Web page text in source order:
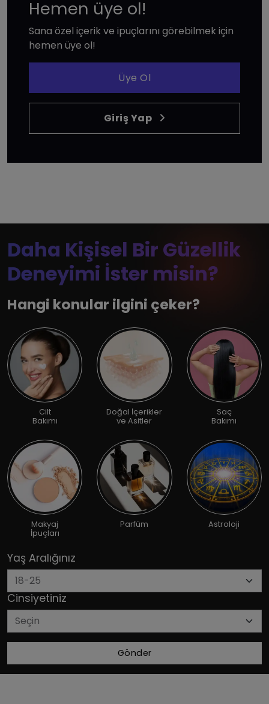
Hemen üye ol!
Sana özel içerik ve ipuçlarını görebilmek için
hemen üye ol!
Üye Ol
Giriş Yap
Daha Kişisel Bir Güzellik
Deneyimi İster misin?
Hangi konular ilgini çeker?
Cilt
Bakımı
Doğal İçerikler
ve Asitler
Saç
Bakımı
Makyaj
İpuçları
Parfüm Astroloji
Yaş Aralığınız
Cinsiyetiniz
Gönder